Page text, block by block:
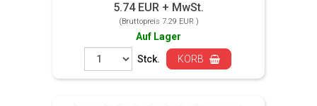
5.74 EUR + MwSt.
(Bruttopreis 7.29 EUR )
Auf Lager
Stck.
KORB